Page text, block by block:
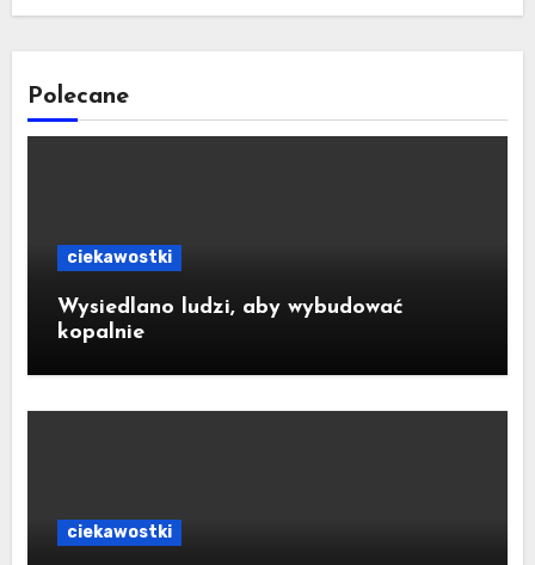
Polecane
ciekawostki
Wysiedlano ludzi, aby wybudować
kopalnie
ciekawostki